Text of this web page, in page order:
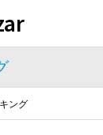
ング